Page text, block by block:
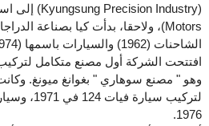
الشاحنات (1962) والسيارات باسمها (1974).
وهو " مصنع سوهاري " بغوانغ ميونغ.
1976.